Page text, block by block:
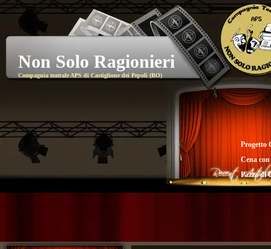
Non Solo Ragionieri
Compagnia teatrale APS di Castiglione dei Pepoli (BO)
Progetto
Cena
Pazza di